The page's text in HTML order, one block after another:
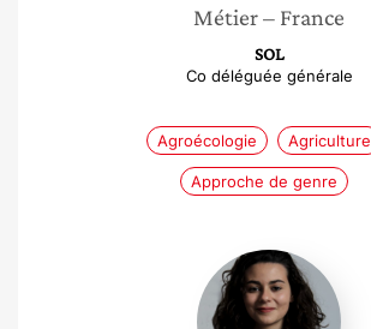
Métier– France
SOL
Co déléguée générale
Agroécologie Agriculture
Approche de genre
Inès
Bouchema